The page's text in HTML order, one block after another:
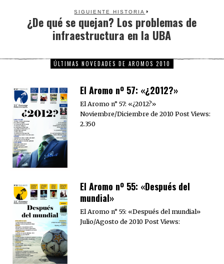
SIGUIENTE HISTORIA
Next
¿De qué se quejan? Los problemas de
infraestructura en la UBA
ÚLTIMAS NOVEDADES DE AROMOS 2010
El Aromo nº 57: «¿2012?»
El Aromo n° 57: «¿2012?»
Noviembre/Diciembre de 2010 Post Views:
2.350
El Aromo nº 55: «Después del
mundial»
El Aromo n° 55: «Después del mundial»
Julio/Agosto de 2010 Post Views: